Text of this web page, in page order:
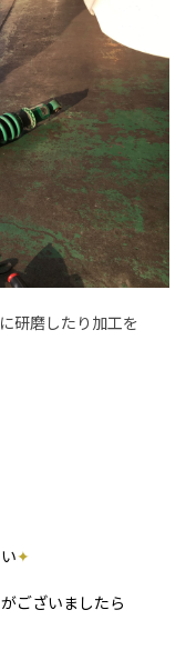
研磨したり加工を
✦
ございましたら